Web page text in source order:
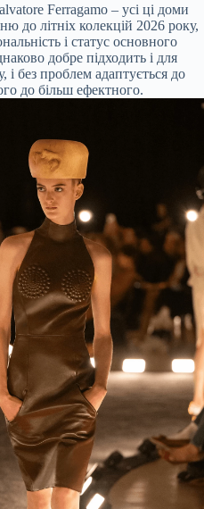
Ferragamo – усі ці доми
до літніх колекцій 2026 року,
і статус основного
добре підходить і для
і без проблем адаптується до
до більш ефектного.